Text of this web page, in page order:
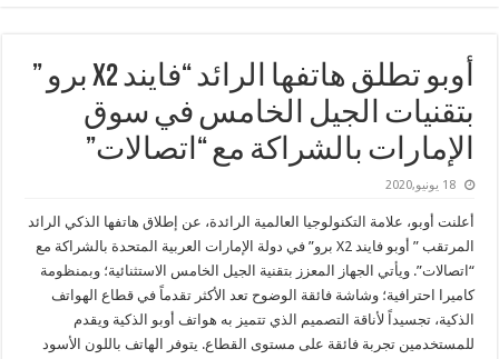
أوبو تطلق هاتفها الرائد “فايند X2 برو ”
بتقنيات الجيل الخامس في سوق
الإمارات بالشراكة مع “اتصالات”
18 يونيو,2020
أعلنت أوبو، علامة التكنولوجيا العالمية الرائدة، عن إطلاق هاتفها الذكي الرائد
المرتقب ” أوبو فايند X2 برو” في دولة الإمارات العربية المتحدة بالشراكة مع
“اتصالات”. ويأتي الجهاز المعزز بتقنية الجيل الخامس الاستثنائية؛ وبمنظومة
كاميرا احترافية؛ وشاشة فائقة الوضوح تعد الأكثر تقدماً في قطاع الهواتف
الذكية، تجسيداً لأناقة التصميم الذي تتميز به هواتف أوبو الذكية ويقدم
للمستخدمين تجربة فائقة على مستوى القطاع. يتوفر الهاتف باللون الأسود